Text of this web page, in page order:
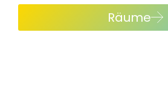
Räume